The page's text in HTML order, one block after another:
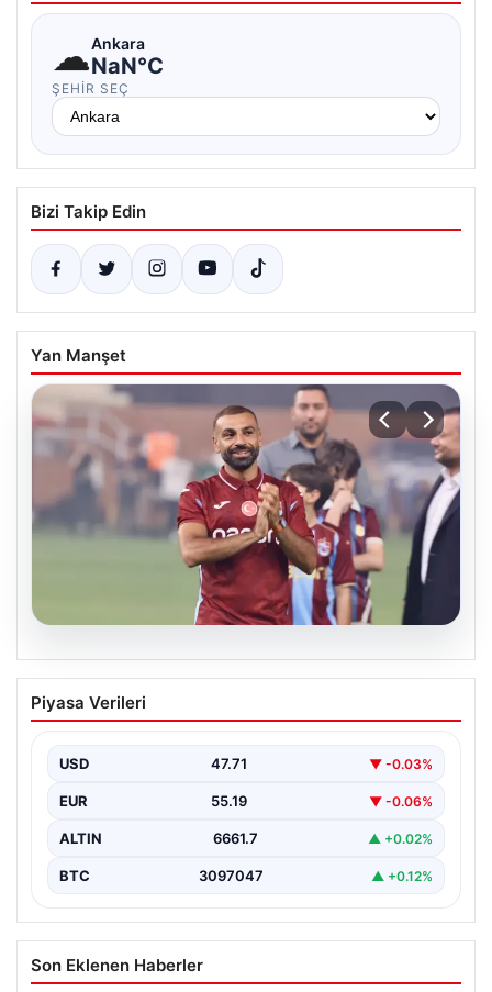
☁Ankara
NaN°C
ŞEHIR SEÇ
Bizi Takip Edin
Yan Manşet
08.08.2026
Salah Göztepe maçında oynayacak mı?
Salah Göztepe maçında neden yok?
Piyasa Verileri
USD 47.71 ▼ -0.03%
EUR 55.19 ▼ -0.06%
ALTIN 6661.7 ▲ +0.02%
BTC 3097047 ▲ +0.12%
Son Eklenen Haberler